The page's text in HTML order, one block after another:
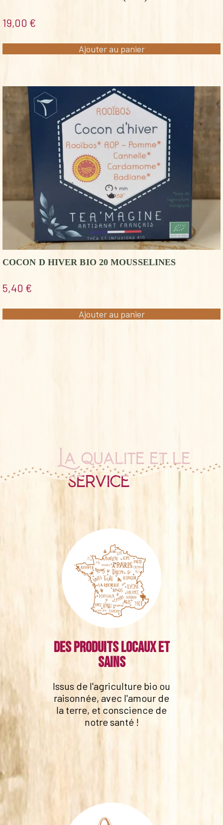
19,00 €
Ajouter au panier
COCON D HIVER BIO 20 MOUSSELINES
5,40 €
Ajouter au panier
La qualité et le
service
Des produits locaux et
sains
Issus de l'agriculture bio ou
raisonnée, avec l'amour de
la terre, et conscience de
notre santé !